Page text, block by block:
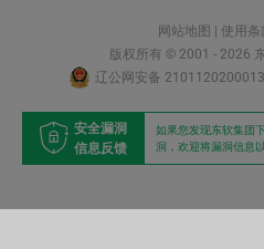
网站地图 | 使用条
版权所有 © 2001 - 2026
辽公网安备
安全漏洞
信息反馈
如果您发现东软集团
洞，欢迎将漏洞信息